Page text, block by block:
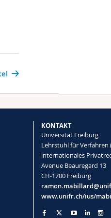
KONTAKT
Universität Freiburg
Lehrstuhl für Verfahren
internationales
Avenue Beauregard 13
CH-1700 Freiburg
www.unifr.ch/ius/